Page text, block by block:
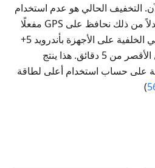
التخفيف الحالي هو عدم استخدام
إيقاظ مدير الإنذارات، بدلاً من ذلك نحافظ على GPS مفعلًا
دائمًا لتسجيل المسار في الخلفية على الأجهزة بأندرويد 5+
لجميع فواصل التسجيل الأقصر من 5 دقائق. هذا ينتج
على حساب استخدام أعلى لطاقة
)